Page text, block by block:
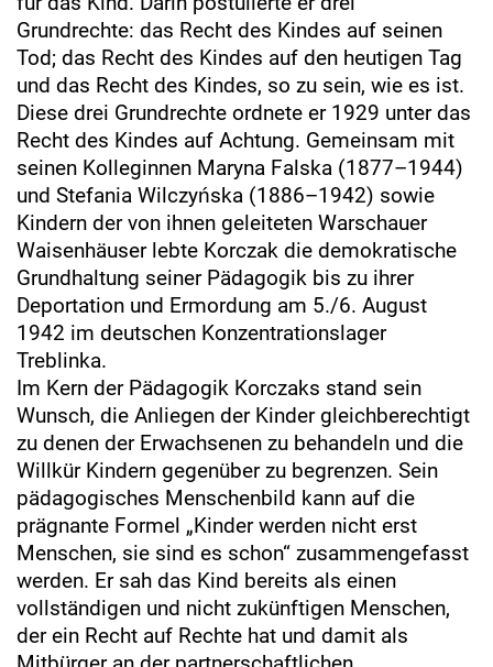
Grundrechte: das Recht des Kindes auf seinen
Tod; das Recht des Kindes auf den heutigen Tag
und das Recht des Kindes, so zu sein, wie es ist.
Diese drei Grundrechte ordnete er 1929 unter das
Recht des Kindes auf Achtung. Gemeinsam mit
seinen Kolleginnen Maryna Falska (1877–1944)
und Stefania Wilczyńska (1886–1942) sowie
Kindern der von ihnen geleiteten Warschauer
Waisenhäuser lebte Korczak die demokratische
Grundhaltung seiner Pädagogik bis zu ihrer
Deportation und Ermordung am 5./6. August
1942 im deutschen Konzentrationslager
Treblinka.
Im Kern der Pädagogik Korczaks stand sein
Wunsch, die Anliegen der Kinder gleichberechtigt
zu denen der Erwachsenen zu behandeln und die
Willkür Kindern gegenüber zu begrenzen. Sein
pädagogisches Menschenbild kann auf die
prägnante Formel „Kinder werden nicht erst
Menschen, sie sind es schon“ zusammengefasst
werden. Er sah das Kind bereits als einen
vollständigen und nicht zukünftigen Menschen,
der ein Recht auf Rechte hat und damit als